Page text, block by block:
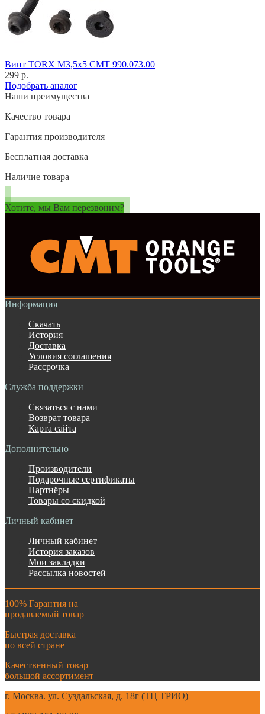
Винт TORX M3,5x5 CMT 990.073.00
299 р.
Подобрать аналог
Наши преимущества
Качество товара
Гарантия производителя
Бесплатная доставка
Наличие товара
Хотите, мы Вам перезвоним?
Информация
Скачать
История
Доставка
Условия соглашения
Рассрочка
Служба поддержки
Связаться с нами
Возврат товара
Карта сайта
Дополнительно
Производители
Подарочные сертификаты
Партнёры
Товары со скидкой
Личный кабинет
Личный кабинет
История заказов
Мои закладки
Рассылка новостей
100% Гарантия на
продаваемый товар
Быстрая доставка
по всей стране
Качественный товар
большой ассортимент
г. Москва. ул. Суздальская, д. 18г (ТЦ ТРИО)